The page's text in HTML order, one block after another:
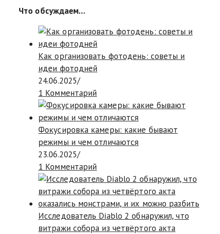
Что обсуждаем…
Как организовать фотодень: советы и
идеи фотодней
24.06.2025/
1 Комментарий
Фокусировка камеры: какие бывают
режимы и чем отличаются
23.06.2025/
1 Комментарий
Исследователь Diablo 2 обнаружил, что
витражи собора из четвёртого акта